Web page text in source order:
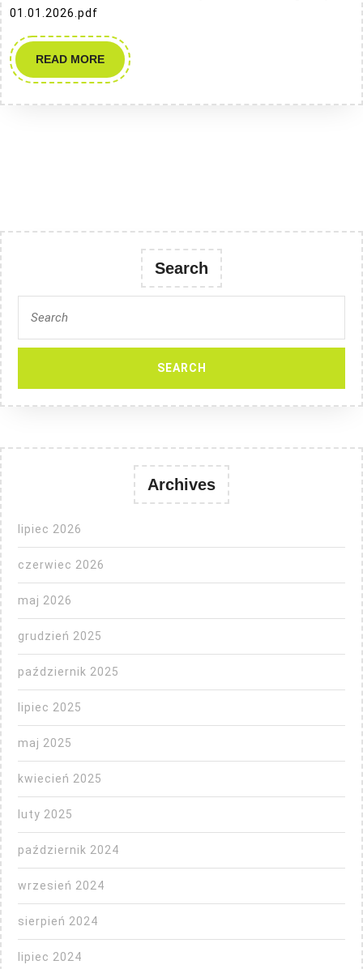
01.01.2026
01.01.2026.pdf
READ MOREREAD
MORE
Search
for:
Archives
lipiec 2026
czerwiec 2026
maj 2026
grudzień 2025
październik 2025
lipiec 2025
maj 2025
kwiecień 2025
luty 2025
październik 2024
wrzesień 2024
sierpień 2024
lipiec 2024